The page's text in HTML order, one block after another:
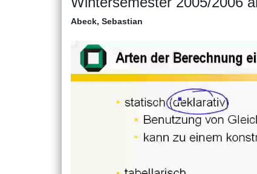
Abeck, Sebastian